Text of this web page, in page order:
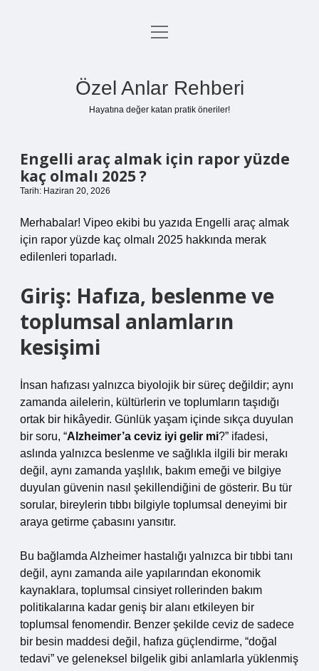
Anasayfa
menüyü
Özel Anlar Rehberi
Hayatına değer katan pratik öneriler!
Engelli araç almak için rapor yüzde
kaç olmalı 2025 ?
Tarih: Haziran 20, 2026
Merhabalar! Vipeo ekibi bu yazıda Engelli araç almak
için rapor yüzde kaç olmalı 2025 hakkında merak
edilenleri toparladı.
Giriş: Hafıza, beslenme ve
toplumsal anlamların
kesişimi
İnsan hafızası yalnızca biyolojik bir süreç değildir; aynı
zamanda ailelerin, kültürlerin ve toplumların taşıdığı
ortak bir hikâyedir. Günlük yaşam içinde sıkça duyulan
bir soru, “Alzheimer’a ceviz iyi gelir mi?” ifadesi,
aslında yalnızca beslenme ve sağlıkla ilgili bir merakı
değil, aynı zamanda yaşlılık, bakım emeği ve bilgiye
duyulan güvenin nasıl şekillendiğini de gösterir. Bu tür
sorular, bireylerin tıbbı bilgiyle toplumsal deneyimi bir
araya getirme çabasını yansıtır.
Bu bağlamda Alzheimer hastalığı yalnızca bir tıbbi tanı
değil, aynı zamanda aile yapılarından ekonomik
kaynaklara, toplumsal cinsiyet rollerinden bakım
politikalarına kadar geniş bir alanı etkileyen bir
toplumsal fenomendir. Benzer şekilde ceviz de sadece
bir besin maddesi değil, hafıza güçlendirme, “doğal
tedavi” ve geleneksel bilgelik gibi anlamlarla yüklenmiş